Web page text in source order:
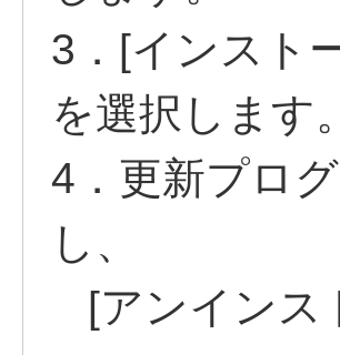
3．[インスト
を選択します。
4．更新プロ
し、
[アンインス